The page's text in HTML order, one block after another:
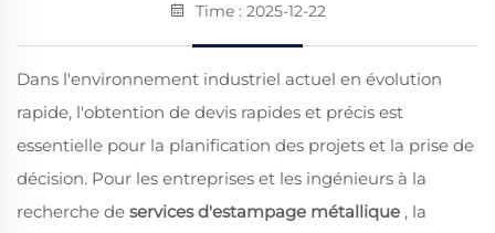
Time : 2025-12-22
Dans l'environnement industriel actuel en évolution
rapide, l'obtention de devis rapides et précis est
essentielle pour la planification des projets et la prise de
décision. Pour les entreprises et les ingénieurs à la
recherche de services d'estampage métallique , la